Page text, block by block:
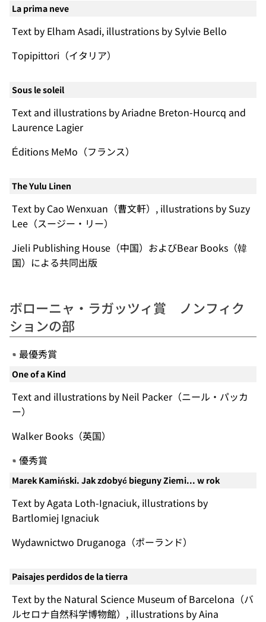
La prima neve
Text by Elham Asadi, illustrations by Sylvie Bello
Topipittori（イタリア）
Sous le soleil
Text and illustrations by Ariadne Breton-Hourcq and
Laurence Lagier
Éditions MeMo（フランス）
The Yulu Linen
Text by Cao Wenxuan（曹文軒）, illustrations by Suzy
Lee（スージー・リー）
Jieli Publishing House（中国）およびBear Books（韓
国）による共同出版
ボローニャ・ラガッツィ賞 ノンフィク
ションの部
最優秀賞
One of a Kind
Text and illustrations by Neil Packer（ニール・パッカ
ー）
Walker Books（英国）
優秀賞
Marek Kamiński. Jak zdobyć bieguny Ziemi... w rok
Text by Agata Loth-Ignaciuk, illustrations by
Bartlomiej Ignaciuk
Wydawnictwo Druganoga（ポーランド）
Paisajes perdidos de la tierra
Text by the Natural Science Museum of Barcelona（バ
ルセロナ自然科学博物館）, illustrations by Aina